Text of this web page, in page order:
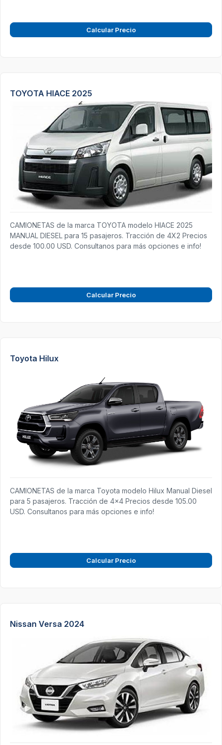
Calcular Precio
TOYOTA HIACE 2025
CAMIONETAS de la marca TOYOTA modelo HIACE 2025
MANUAL DIESEL para 15 pasajeros. Tracción de 4X2 Precios
desde 100.00 USD. Consultanos para más opciones e info!
Calcular Precio
Toyota Hilux
CAMIONETAS de la marca Toyota modelo Hilux Manual Diesel
para 5 pasajeros. Tracción de 4x4 Precios desde 105.00
USD. Consultanos para más opciones e info!
Calcular Precio
Nissan Versa 2024